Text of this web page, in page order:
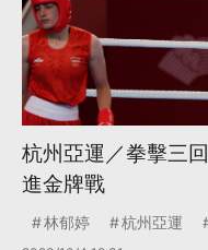
杭州亞運／拳擊三
進金牌戰
林郁婷 杭州亞運